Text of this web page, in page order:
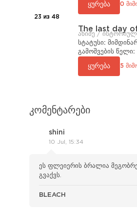
ყურება 0
23 из 48
The last day
ანიმე /
სტატუსი:
გამოშვების წელი:
ყურება 5
კომენტარები
shini
10 Jul, 15:34
ეს ფლეიერის ბრალია
გვაქვს.
BLEACH